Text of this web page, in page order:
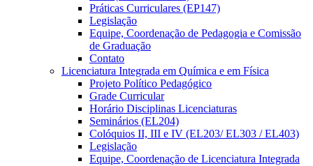
Práticas Curriculares (EP147)
Legislação
Equipe, Coordenação de Pedagogia e Comissão
de Graduação
Contato
Licenciatura Integrada em Química e em Física
Projeto Político Pedagógico
Grade Curricular
Horário Disciplinas Licenciaturas
Seminários (EL204)
Colóquios II, III e IV (EL203/ EL303 / EL403)
Legislação
Equipe, Coordenação de Licenciatura Integrada